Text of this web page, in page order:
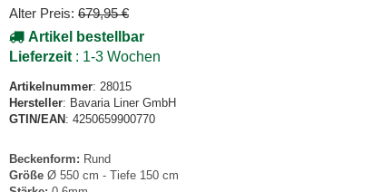
Alter Preis: 679,95 €
Artikel bestellbar
Lieferzeit : 1-3 Wochen
Artikelnummer: 28015
Hersteller: Bavaria Liner GmbH
GTIN/EAN : 4250659900770
Beckenform: Rund
Größe Ø 550 cm - Tiefe 150 cm